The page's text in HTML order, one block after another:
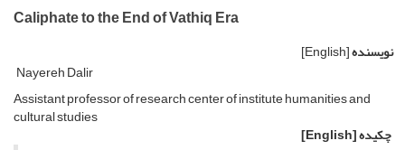
Caliphate to the End of Vathiq Era
نویسنده[English]
Nayereh Dalir
Assistant professor of research center of institute humanities and
cultural studies
چکیده[English]